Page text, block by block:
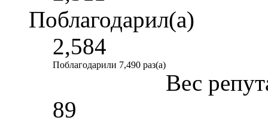
Поблагодарил(а)
2,584
Поблагодарили 7,490 раз(а)
Вес
89